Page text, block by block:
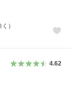
）
4.62